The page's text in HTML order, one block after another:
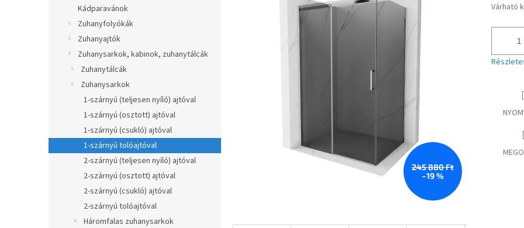
Kádparavánok
Zuhanyfolyókák
Zuhanyajtók
Zuhanysarkok, kabinok, zuhanytálcák
Zuhanytálcák
Zuhanysarkok
1-szárnyú (teljesen nyíló) ajtóval
1-szárnyú (osztott) ajtóval
1-szárnyú (csukló) ajtóval
1-szárnyú tolóajtóval
2-szárnyú (teljesen nyíló) ajtóval
2-szárnyú (osztott) ajtóval
2-szárnyú (csukló) ajtóval
2-szárnyú tolóajtóval
Háromfalas zuhanysarkok
245 880 Ft
–19 %
Várható